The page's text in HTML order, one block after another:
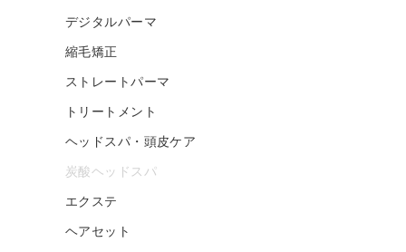
デジタルパーマ
縮毛矯正
ストレートパーマ
トリートメント
ヘッドスパ・頭皮ケア
炭酸ヘッドスパ
エクステ
ヘアセット